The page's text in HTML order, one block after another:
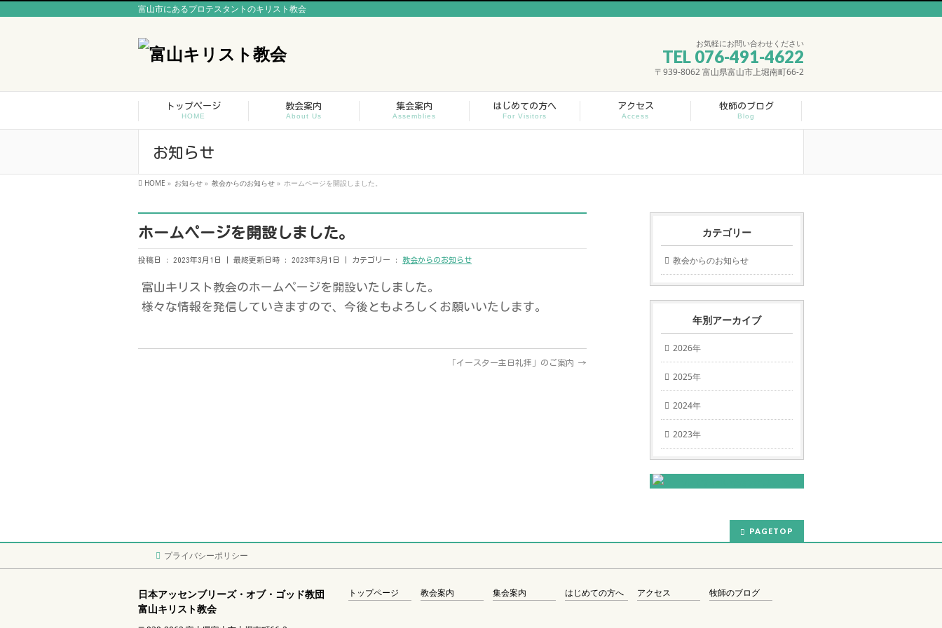
富山市にあるプロテスタントのキリスト教会
お気軽にお問い合わせください
TEL 076-491-4622
〒939-8062 富山県富山市上堀南町66-2
トップページ
HOME
教会案内
About Us
集会案内
Assemblies
はじめての方へ
For Visitors
アクセス
Access
牧師のブログ
Blog
お知らせ
HOME » お知らせ » 教会からのお知らせ » ホームページを開設しました。
ホームページを開設しました。
投稿日 : 2023年3月1日 最終更新日時 : 2023年3月1日 カテゴリー : 教会からのお知らせ
富山キリスト教会のホームページを開設いたしました。
様々な情報を発信していきますので、今後ともよろしくお願いいたします。
「イースター主日礼拝」のご案内 →
カテゴリー
教会からのお知らせ
年別アーカイブ
2026年
2025年
2024年
2023年
PAGETOP
プライバシーポリシー
日本アッセンブリーズ・オブ・ゴッド教団
富山キリスト教会
トップページ 教会案内 集会案内 はじめての方へ アクセス 牧師のブログ